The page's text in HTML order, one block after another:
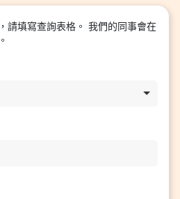
請填寫查詢表格。 我們的同事會在